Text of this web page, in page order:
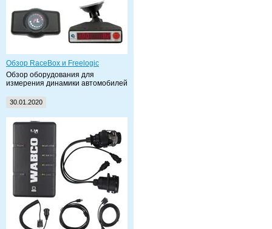
Обзор RaceBox и Freelogic
Обзор оборудования для
измерения динамики автомобилей
30.01.2020